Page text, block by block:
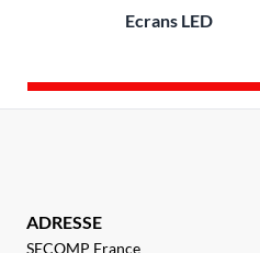
Ecrans LED
ADRESSE
SECOMP France